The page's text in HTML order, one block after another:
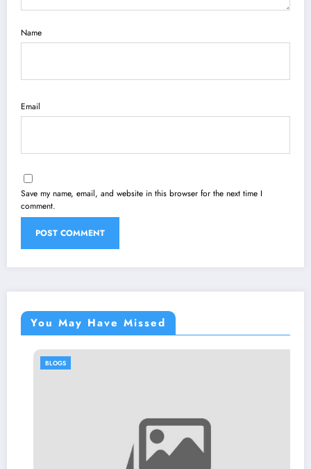
Name
Email
Save my name, email, and website in this browser for the next time I
comment.
You May Have Missed
BLOGS